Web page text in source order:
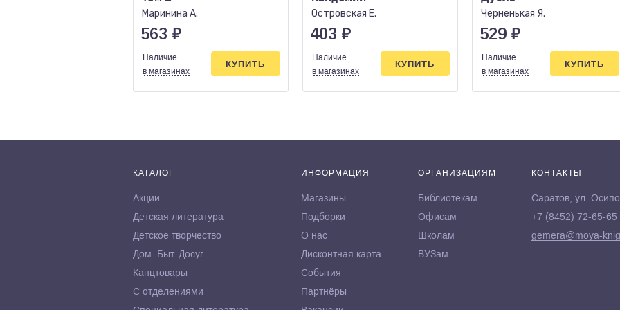
Маринина А.
563 ₽
Наличие
в магазинах
КУПИТЬ
Островская Е.
403 ₽
Наличие
в магазинах
КУПИТЬ
Черненькая Я.
529 ₽
Наличие
в магазинах
КУПИТЬ
КАТАЛОГ
Акции
Детская литература
Детское творчество
Дом. Быт. Досуг.
Канцтовары
С отделениями
ИНФОРМАЦИЯ
Магазины
Подборки
О нас
Дисконтная карта
События
Партнёры
ОРГАНИЗАЦИЯМ
Библиотекам
Офисам
Школам
ВУЗам
КОНТАКТЫ
Саратов, ул.
+7 (8452) 72-65-65
gemera@moya-